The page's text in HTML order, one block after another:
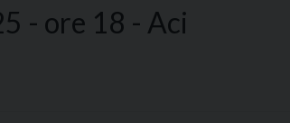
- ore 18 - Aci